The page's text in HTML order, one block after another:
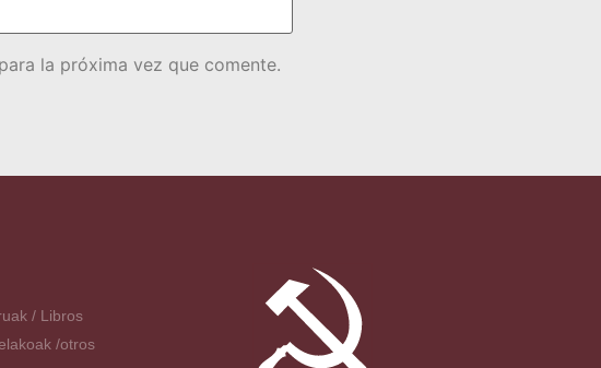
la próxima vez que comente.
/ Libros
/otros